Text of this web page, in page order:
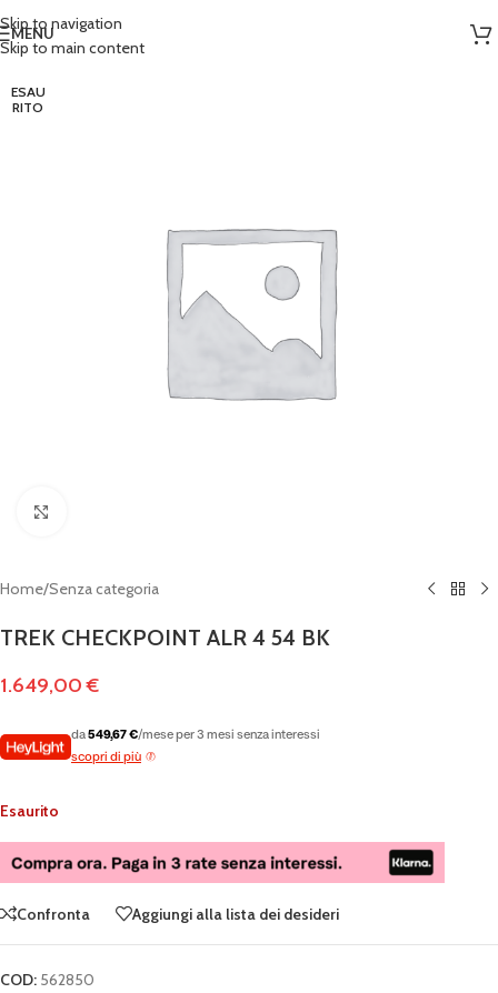
Skip to navigation
Skip to main content
MENU
ESAU
RITO
Home/Senza categoria
TREK CHECKPOINT ALR 4 54 BK
1.649,00€
da549,67 €/mese per 3 mesi senza interessi
scopri di più
Esaurito
Confronta Aggiungi alla lista dei desideri
COD: 562850